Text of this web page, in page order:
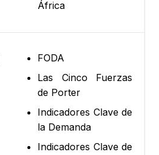
África
FODA
Las Cinco Fuerzas
de Porter
Indicadores Clave de
la Demanda
Indicadores Clave de